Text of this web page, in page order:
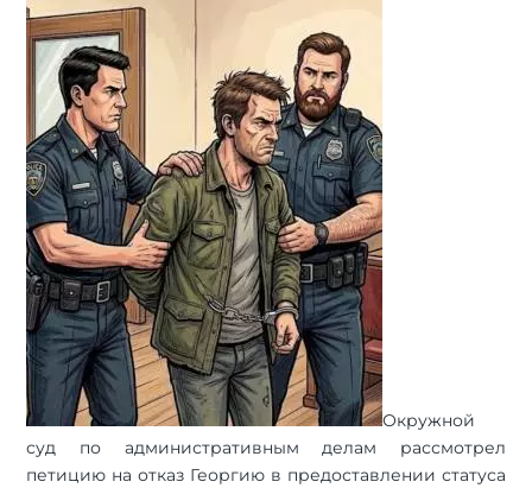
Окружной
суд по административным делам рассмотрел
петицию на отказ Георгию в предоставлении статуса